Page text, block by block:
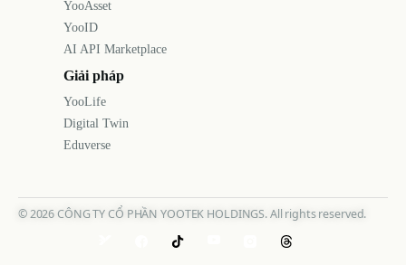
YooAsset
YooID
AI API Marketplace
Giải pháp
YooLife
Digital Twin
Eduverse
©2026CÔNG TY CỔ PHẦN YOOTEK HOLDINGS. All rights reserved.